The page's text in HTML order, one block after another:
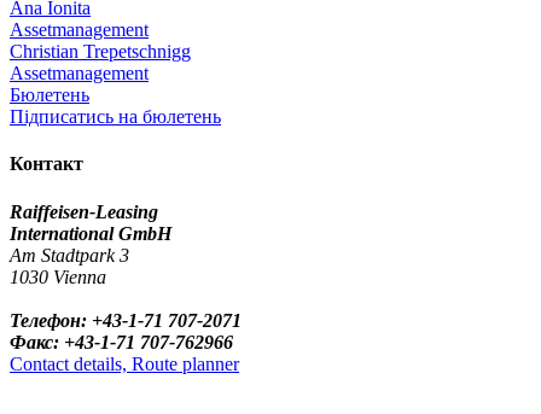
Ana Ionita
Assetmanagement
Christian Trepetschnigg
Assetmanagement
Бюлетень
Підписатись на бюлетень
Контакт
Raiffeisen-Leasing
International GmbH
Am Stadtpark 3
1030 Vienna
Телефон: +43-1-71 707-2071
Факс: +43-1-71 707-762966
Contact details, Route planner